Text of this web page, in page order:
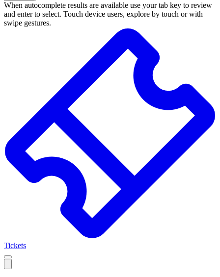
When autocomplete results are available use your tab key to review
and enter to select. Touch device users, explore by touch or with
swipe gestures.
Tickets
Open
mobile